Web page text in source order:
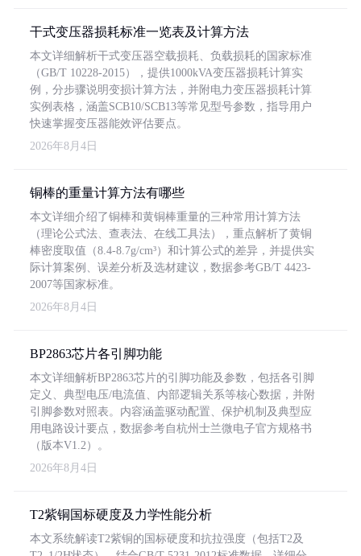
干式变压器损耗标准一览表及计算方法
本文详细解析干式变压器空载损耗、负载损耗的国家标准
（GB/T 10228-2015），提供1000kVA变压器损耗计算实
例，分步骤说明变损计算方法，并附电力变压器损耗计算
实例表格，涵盖SCB10/SCB13等常见型号参数，指导用户
快速掌握变压器能效评估要点。
2026年8月4日
铜棒的重量计算方法有哪些
本文详细介绍了铜棒和黄铜棒重量的三种常用计算方法
（理论公式法、查表法、在线工具法），重点解析了黄铜
棒密度取值（8.4-8.7g/cm³）和计算公式的差异，并提供实
际计算案例、误差分析及选材建议，数据参考GB/T 4423-
2007等国家标准。
2026年8月4日
BP2863芯片各引脚功能
本文详细解析BP2863芯片的引脚功能及参数，包括各引脚
定义、典型电压/电流值、内部逻辑关系等核心数据，并附
引脚参数对照表。内容涵盖驱动配置、保护机制及典型应
用电路设计要点，数据参考自杭州士兰微电子官方规格书
（版本V1.2）。
2026年8月4日
T2紫铜国标硬度及力学性能分析
本文系统解读T2紫铜的国标硬度和抗拉强度（包括T2及